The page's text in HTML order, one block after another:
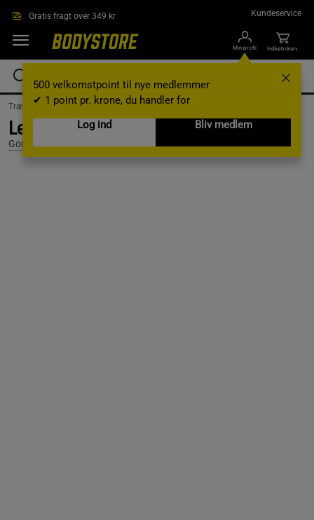
Gratis fragt over 349 kr Kundeservice
Min profil
500 velkomstpoint til nye medlemmer
✔ 1 point pr. krone, du handler for
Log ind
Bliv medlem
Indkøbskurv
Træningstøj /Træningstøj til mænd /T-shirts
Leon T-Shirt, Green, S
Gorilla Wear